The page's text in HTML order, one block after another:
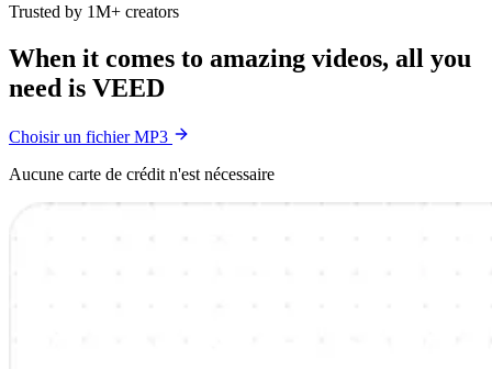
Trusted by 1M+ creators
When it comes to amazing videos, all you
need is VEED
Choisir un fichier MP3
Aucune carte de crédit n'est nécessaire